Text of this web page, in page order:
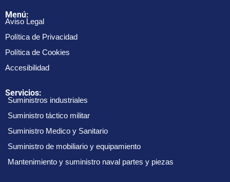
Menú:
Aviso Legal
Política de Privacidad
Política de Cookies
Accesibilidad
Servicios:
Suministros industriales
Suministro táctico militar
Suministro Medico y Sanitario
Suministro de mobiliario y equipamiento
Mantenimiento y suministro naval partes y piezas